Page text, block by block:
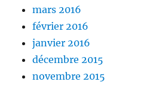
mars 2016
février 2016
janvier 2016
décembre 2015
novembre 2015